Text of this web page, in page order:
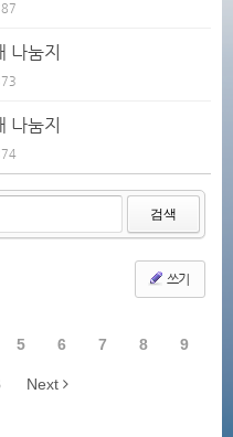
나눔지
나눔지
검색
쓰기
5 6 7 8 9
Next